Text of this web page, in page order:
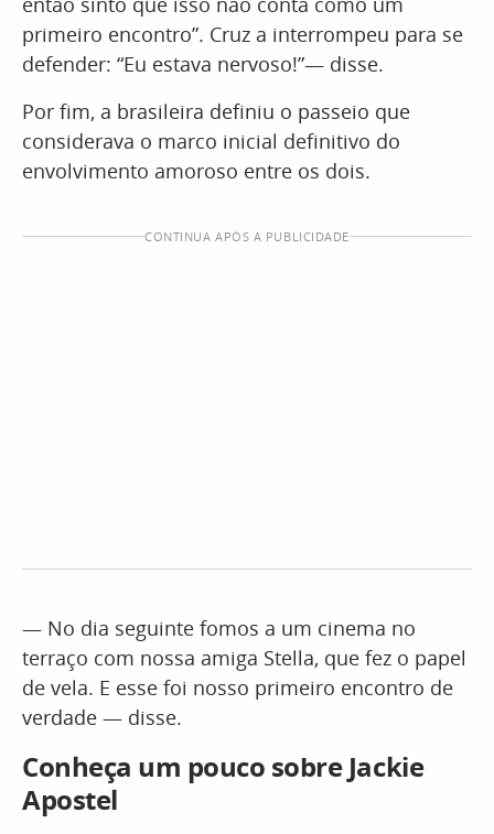
primeiro encontro”. Cruz a interrompeu para se
defender: “Eu estava nervoso!”— disse.
Por fim, a brasileira definiu o passeio que
considerava o marco inicial definitivo do
envolvimento amoroso entre os dois.
CONTINUA APÓS A PUBLICIDADE
— No dia seguinte fomos a um cinema no
terraço com nossa amiga Stella, que fez o papel
de vela. E esse foi nosso primeiro encontro de
verdade — disse.
Conheça um pouco sobre Jackie
Apostel